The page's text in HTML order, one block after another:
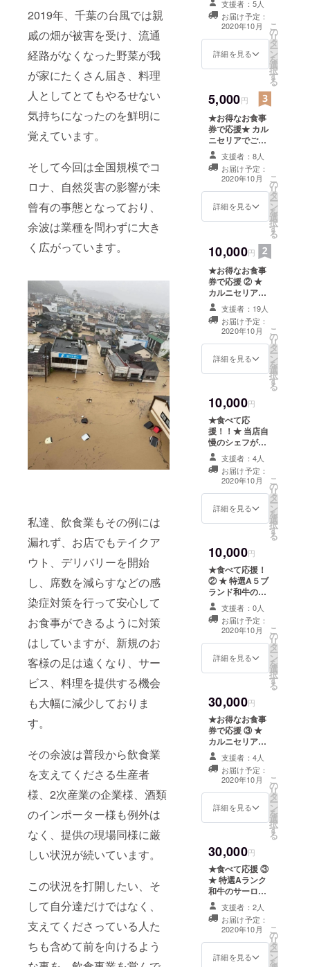
2019年、千葉の台風では親
戚の畑が被害を受け、流通
経路がなくなった野菜が我
が家にたくさん届き、料理
人としてとてもやるせない
気持ちになったのを鮮明に
覚えています。
そして今回は全国規模でコ
ロナ、自然災害の影響が未
曾有の事態となっており、
余波は業種を問わずに大き
く広がっています。
私達、飲食業もその例には
漏れず、お店でもテイクア
ウト、デリバリーを開始
し、席数を減らすなどの感
染症対策を行って安心して
お食事ができるように対策
はしていますが、新規のお
客様の足は遠くなり、サー
ビス、料理を提供する機会
も大幅に減少しておりま
す。
その余波は普段から飲食業
を支えてくださる生産者
様、2次産業の企業様、酒類
のインポーター様も例外は
なく、提供の現場同様に厳
しい状況が続いています。
この状況を打開したい、そ
して自分達だけではなく、
支えてくださっている人た
ちも含めて前を向けるよう
最新の生ハ
ムスライ
サーでスラ
イスしたと
の生ハムや
日替りのお
肉、旬野菜
を使った副
菜はこだわ
りを持って
提供させて
頂いてま
す。
える10%割引券
をご提供！ 何と
クーポンなどの
各種割引と併用
が可能！！ ラン
け取り方法をお
選びください。
ご自宅への郵
送 又は 店舗
で直接のお渡し
になります。 ※
割引券 有効期
限：2020年10月
中旬〜2021年4
諸事情により有
効期限に変更等
はまた別途ご連
絡させていただ
きます。
支援者：5人
お届け予定：
2020年10月
詳細を見る
こ
の
リ
タ
ー
ン
を
選
択
す
る
5,000円
★お得なお食事
券で応援★ カル
ニセリアでご利
用できる「食事
券6,000円分」を
ご提供させてい
ただきます。
【お食事券につ
いて】 ※3.000円
分の食事券が2枚
ませんのでご了
承下さい。 ※
応援チケットの
払戻し、換金は
できません。 ※
お受け取り方法
をお選びくださ
い。 ご自宅へ郵
送 又は 店舗
になります。 ※
お食事券 有効期
限：2020年10月
月末 コロナや諸
事情により有効
期限に変更等な
どがある場合は
また別途ご連絡
させていただき
ます。
支援者：8人
お届け予定：
2020年10月
詳細を見る
こ
の
リ
タ
ー
ン
を
選
択
す
る
10,000円
★お得なお食事
券で応援 ② ★
カルニセリアで
ご利用できる
「食事券12,000
円分」」をご提
供させていただ
きます。 【お食
事券について】
事券が4枚になり
は発生しません
のでご了承下さ
い。 ※応援チ
ケットの払戻
し、換金はでき
ません。 ※お受
け取り方法をお
選びください。
ご自宅へ郵送
又は 店舗で直
接のお渡しにな
ります。 ※ お食
2020年10月中
旬〜2021年4月
末 コロナや諸事
情により有効期
限に変更等など
がある場合はま
た別途ご連絡さ
せていただきま
す。
支援者：19人
お届け予定：
2020年10月
詳細を見る
こ
の
リ
タ
ー
ン
を
選
択
す
る
10,000円
★食べて応
援！！★ 当店自
慢のシェフが考
えた6品目の
「ブースター限
定特別コース」
＋「セレクトワ
イン１本」をご
提供！ ※2名様想
への酒類のご提
供はお断りさせ
て頂きます。 ※
事前にご予約を
頂きご提供させ
て頂きます。 ※
ディナータイム
でのご予約にな
ります。 ※生産
者様から購入す
る食材の種類、
状況によりコー
ます。特にメイ
ンに関してはご
予約後のお伝え
となります。
支援者：4人
お届け予定：
2020年10月
詳細を見る
こ
の
リ
タ
ー
ン
を
選
択
す
る
10,000円
★食べて応援！
② ★ 特選A５ブ
ランド和牛の
サーロインをド
ドーンと１ポン
ドご提供！ ※１
ポンド=約450g
※事前にご予約く
ださい。 ※ディ
支援者：0人
お届け予定：
2020年10月
詳細を見る
こ
の
リ
タ
ー
ン
を
選
択
す
る
30,000円
★お得なお食事
券で応援 ③ ★
カルニセリアで
ご利用できる
「食事券36,000
円分」をご提供
させていただき
ます。 【お食事
券について】
りは発生しませ
んのでご了承下
さい。 ※応援
チケットの払戻
し、換金はでき
ません。 ※お受
け取り方法をお
選びください。
ご自宅へ郵送
又は 店舗で直
接のお渡しにな
支援者：4人
お届け予定：
2020年10月
詳細を見る
こ
の
リ
タ
ー
ン
を
選
択
す
る
30,000円
★食べて応援 ③
★ 特選Aランク
和牛のサーロイ
ン、フィレ、リ
ブロースを各１
ポンドで食べ比
べをご提供！ 合
わせて1.350gの
大満足のボ
支援者：2人
お届け予定：
2020年10月
詳細を見る
こ
の
リ
タ
ー
ン
を